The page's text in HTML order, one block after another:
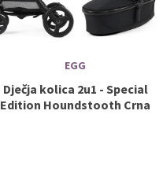
EGG
Dječja kolica 2u1 - Special
Edition Houndstooth Crna